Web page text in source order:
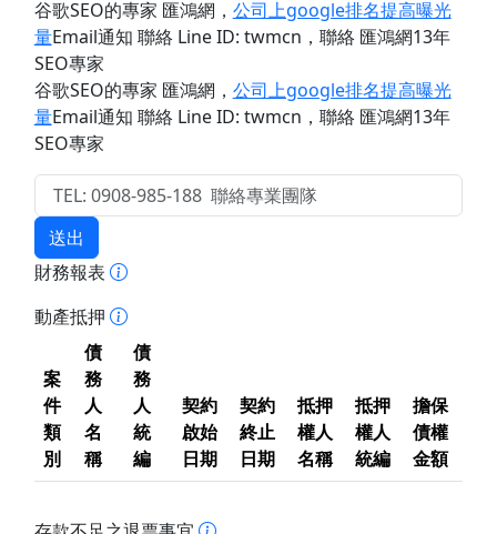
谷歌SEO的專家 匯鴻網 ， 公司上google排名提高曝光
量Email通知 聯絡 Line ID: twmcn ，聯絡 匯鴻網13年
SEO專家
谷歌SEO的專家 匯鴻網 ， 公司上google排名提高曝光
量Email通知 聯絡 Line ID: twmcn ，聯絡 匯鴻網13年
SEO專家
送出
財務報表
動產抵押
案
件
類
別
債
務
人
名
稱
債
務
人
統
編
契約
啟始
日期
契約
終止
日期
抵押
權人
名稱
抵押
權人
統編
擔保
債權
金額